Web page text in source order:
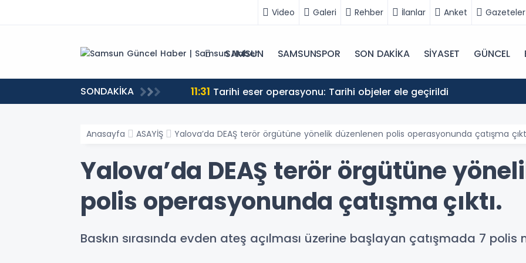
Video Galeri Rehber İlanlar Anket Gazeteler
SAMSUN SAMSUNSPOR SON DAKİKA SİYASET GÜNCEL
SONDAKİKA 11:31 Tarihi eser operasyonu: Tarihi objeler ele geçirildi
Anasayfa ASAYİŞ Yalova’da DEAŞ terör örgütüne yönelik düzenlenen polis operasyonunda çatışma
Yalova’da DEAŞ terör örgütüne
polis operasyonunda çatışma çıktı.
Baskın sırasında evden ateş açılması üzerine başlayan çatışmada 7 polis